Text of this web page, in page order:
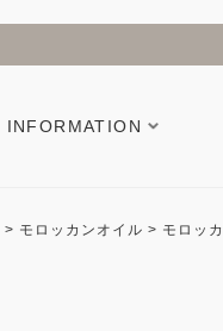
INFORMATION
モロッカンオイル モロッ